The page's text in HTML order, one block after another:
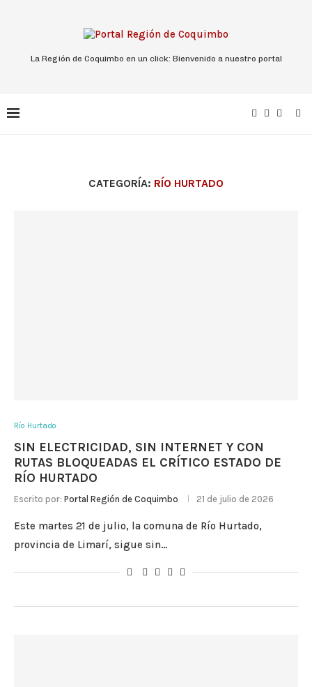
La Región de Coquimbo en un click: Bienvenido a nuestro portal
CATEGORÍA: RÍO HURTADO
Río Hurtado
SIN ELECTRICIDAD, SIN INTERNET Y CON
RUTAS BLOQUEADAS EL CRÍTICO ESTADO DE
RÍO HURTADO
Escrito por: Portal Región de Coquimbo 21 de julio de 2026
Este martes 21 de julio, la comuna de Río Hurtado,
provincia de Limarí, sigue sin…